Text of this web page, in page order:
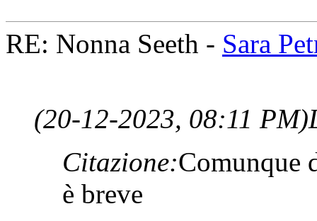
RE: Nonna Seeth - Sara
(20-12-2023, 08:11 PM)
Citazione:Comunque
è breve